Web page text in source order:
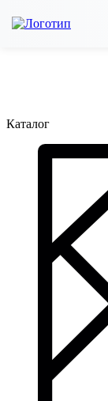
Каталог